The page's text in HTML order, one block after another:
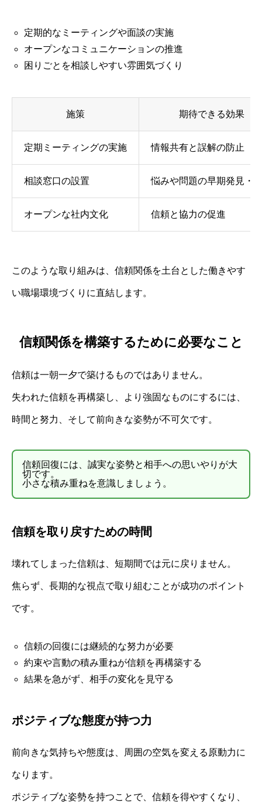
定期的なミーティングや面談の実施
オープンなコミュニケーションの推進
困りごとを相談しやすい雰囲気づくり
施策 期待できる効果
定期ミーティングの実施 情報共有と誤解の防止
相談窓口の設置 悩みや問題の早期発見・
オープンな社内文化 信頼と協力の促進
このような取り組みは、信頼関係を土台とした働きやす
い職場環境づくりに直結します。
信頼関係を構築するために必要なこと
信頼は一朝一夕で築けるものではありません。
失われた信頼を再構築し、より強固なものにするには、
時間と努力、そして前向きな姿勢が不可欠です。
信頼回復には、誠実な姿勢と相手への思いやりが大
切です。
小さな積み重ねを意識しましょう。
信頼を取り戻すための時間
壊れてしまった信頼は、短期間では元に戻りません。
焦らず、長期的な視点で取り組むことが成功のポイント
です。
信頼の回復には継続的な努力が必要
約束や言動の積み重ねが信頼を再構築する
結果を急がず、相手の変化を見守る
ポジティブな態度が持つ力
前向きな気持ちや態度は、周囲の空気を変える原動力に
なります。
ポジティブな姿勢を持つことで、信頼を得やすくなり、